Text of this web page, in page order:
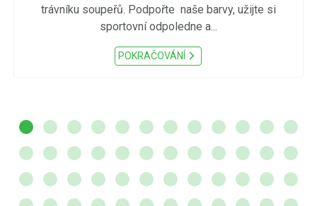
trávníku soupeřů. Podpořte naše barvy, užijte si
sportovní odpoledne a...
POKRAČOVÁNÍ